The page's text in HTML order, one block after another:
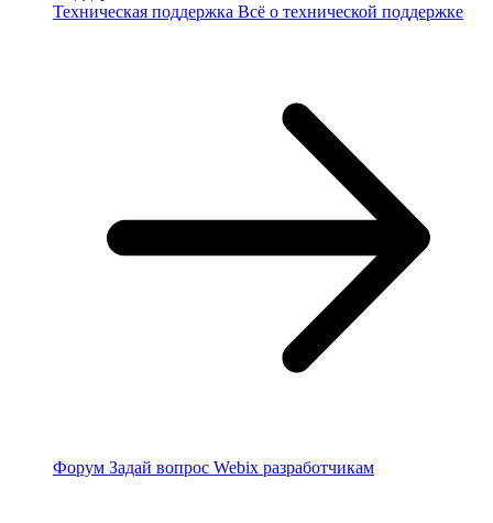
Техническая поддержка Всё о технической поддержке
Форум Задай вопрос Webix разработчикам